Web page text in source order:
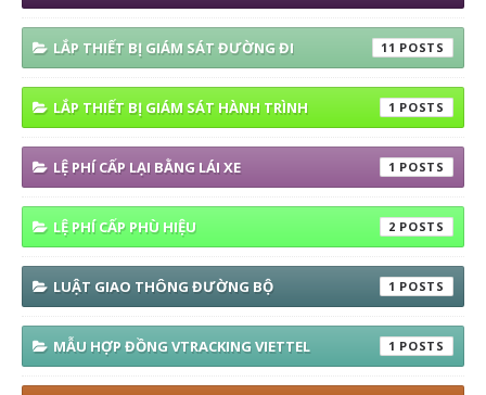
LẮP THIẾT BỊ GIÁM SÁT ĐƯỜNG ĐI 11
LẮP THIẾT BỊ GIÁM SÁT HÀNH TRÌNH 1
LỆ PHÍ CẤP LẠI BẰNG LÁI XE 1
LỆ PHÍ CẤP PHÙ HIỆU 2
LUẬT GIAO THÔNG ĐƯỜNG BỘ 1
MẪU HỢP ĐỒNG VTRACKING VIETTEL 1